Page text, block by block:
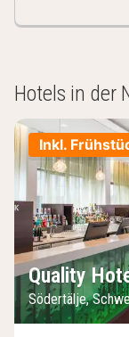
Hotels in der
Inkl.
Quality
Södertälje,